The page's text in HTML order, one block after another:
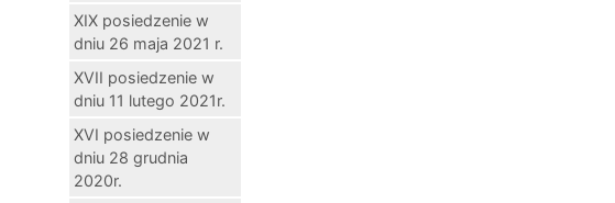
XIX posiedzenie w
dniu 26 maja 2021 r.
XVII posiedzenie w
dniu 11 lutego 2021r.
XVI posiedzenie w
dniu 28 grudnia
2020r.